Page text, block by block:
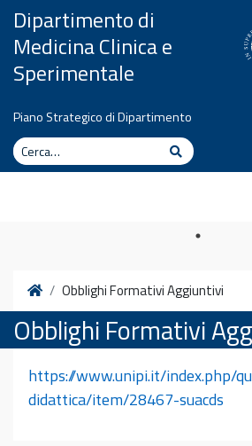
Vai al contenuto
Dipartimento di
Medicina Clinica e
Sperimentale
Piano Strategico di Dipartimento
Cerca
Cerca
HomeObblighi Formativi Aggiuntivi
Obblighi Formativi
https://www.unipi.it/index.php/
didattica/item/28467-suacds